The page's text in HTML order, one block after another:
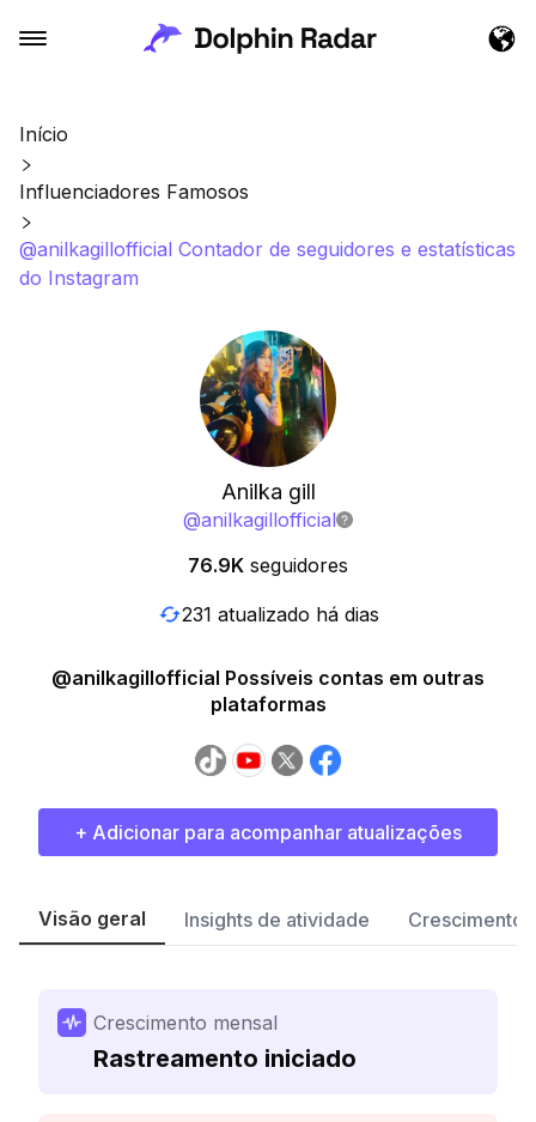
Início
Influenciadores Famosos
@anilkagillofficial Contador de seguidores e estatísticas
do Instagram
Anilka gill
@anilkagillofficial
76.9K seguidores
231 atualizado há dias
@anilkagillofficial Possíveis contas em outras
plataformas
+ Adicionar para acompanhar atualizações
Visão geral Insights de atividade Crescimento
Crescimento mensal
Rastreamento iniciado